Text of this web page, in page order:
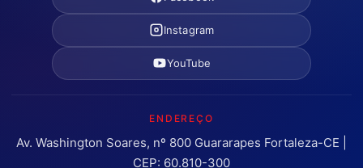
Instagram
YouTube
ENDEREÇO
Av. Washington Soares, nº 800 Guararapes Fortaleza-CE |
CEP: 60.810-300